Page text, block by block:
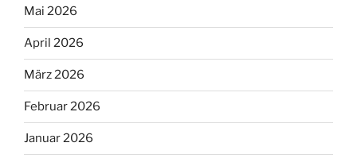
Mai 2026
April 2026
März 2026
Februar 2026
Januar 2026